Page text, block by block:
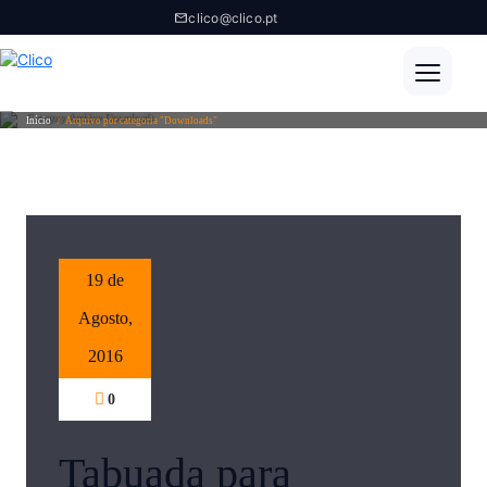
clico@clico.pt
Category Archive Downloads
Início / Arquivo por categoria "Downloads"
19 de
Agosto,
2016
0
Tabuada para